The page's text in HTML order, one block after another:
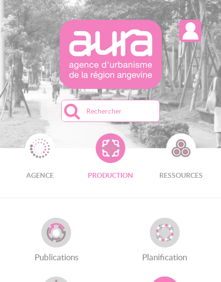
Recherche
AGENCE PRODUCTION RESSOURCES
Publications Planification